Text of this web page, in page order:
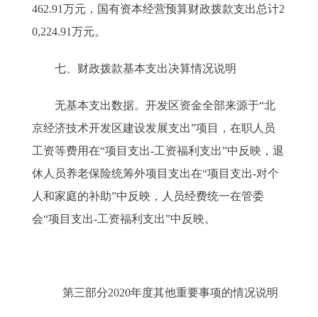
462.91万元，国有资本经营预算财政拨款支出总计2
0,224.91万元。
七、财政拨款基本支出决算情况说明
无基本支出数据。开发区资金全部来源于“北
京经济技术开发区建设发展支出”项目，在职人员
工资等费用在“项目支出-工资福利支出”中反映，退
休人员养老保险统筹外项目支出在“项目支出-对个
人和家庭的补助”中反映，人员经费统一在管委
会“项目支出-工资福利支出”中反映。
第三部分2020年度其他重要事项的情况说明